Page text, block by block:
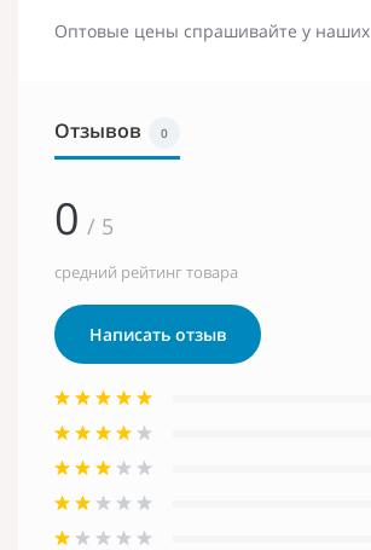
Оптовые цены спрашивайте у
Отзывов 0
0 / 5
средний рейтинг товара
Написать отзыв